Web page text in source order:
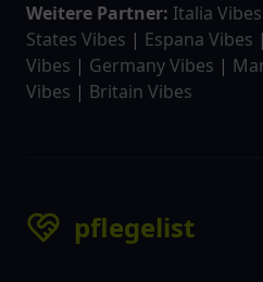
Weitere Partner: Italia Vibes
States Vibes | Espana Vibes |
Vibes | Germany Vibes |
Vibes | Britain Vibes
pflegelist